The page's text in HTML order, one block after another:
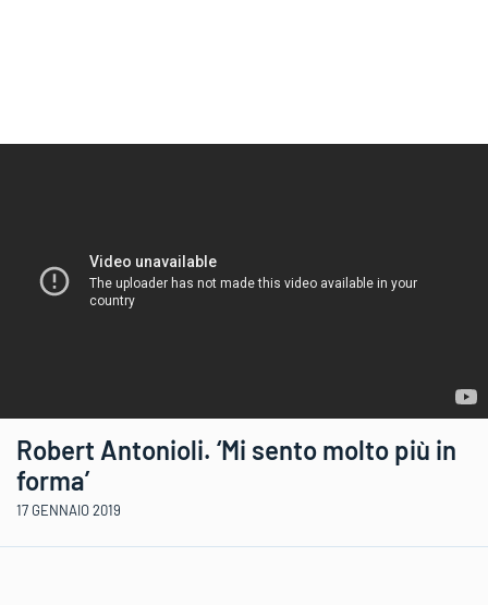
Robert Antonioli. ‘Mi sento molto più in
forma’
17 GENNAIO 2019